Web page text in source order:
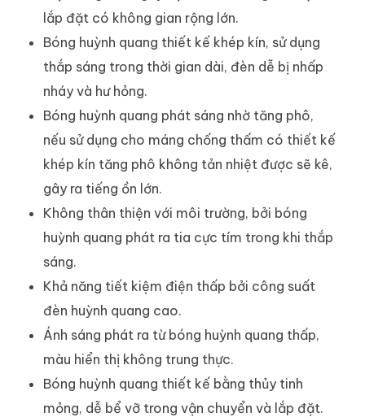
lắp đặt có không gian rộng lớn.
Bóng huỳnh quang thiết kế khép kín, sử dụng
thắp sáng trong thời gian dài, đèn dễ bị nhấp
nháy và hư hỏng.
Bóng huỳnh quang phát sáng nhờ tăng phô,
nếu sử dụng cho máng chống thấm có thiết kế
khép kín tăng phô không tản nhiệt được sẽ kê,
gây ra tiếng ồn lớn.
Không thân thiện với môi trường, bởi bóng
huỳnh quang phát ra tia cực tím trong khi thắp
sáng.
Khả năng tiết kiệm điện thấp bởi công suất
đèn huỳnh quang cao.
Ánh sáng phát ra từ bóng huỳnh quang thấp,
màu hiển thị không trung thực.
Bóng huỳnh quang thiết kế bằng thủy tinh
mỏng, dễ bể vỡ trong vận chuyển và lắp đặt.